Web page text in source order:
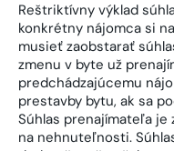
Reštriktívny výklad
konkrétny nájomca si
musieť zaobstarať
zmenu v byte už
predchádzajúcemu
prestavby bytu, ak sa
Súhlas prenajímateľa je
na nehnuteľnosti.